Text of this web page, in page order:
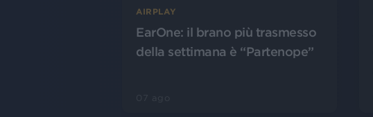
AIRPLAY
EarOne: il brano più trasmesso
della settimana è “Partenope”